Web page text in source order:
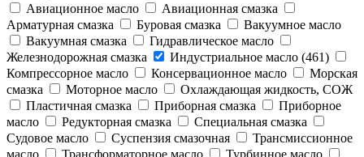
Авиационное масло
Авиационная смазка
Арматурная смазка
Буровая смазка
Вакуумное масло
Вакуумная смазка
Гидравлическое масло
Железнодорожная смазка
Индустриальное масло (461)
Компрессорное масло
Консервационное масло
Морская
смазка
Моторное масло
Охлаждающая жидкость, СОЖ
Пластичная смазка
Приборная смазка
Приборное
масло
Редукторная смазка
Специальная смазка
Судовое масло
Суспензия смазочная
Трансмиссионное
масло
Трансформаторное масло
Турбинное масло